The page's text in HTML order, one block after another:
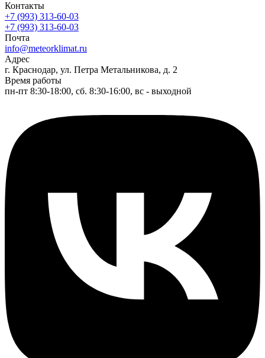
Контакты
+7 (993) 313-60-03
+7 (993) 313-60-03
Почта
info@meteorklimat.ru
Адрес
г. Краснодар, ул. Петра Метальникова, д. 2
Время работы
пн-пт 8:30-18:00, сб. 8:30-16:00, вс - выходной